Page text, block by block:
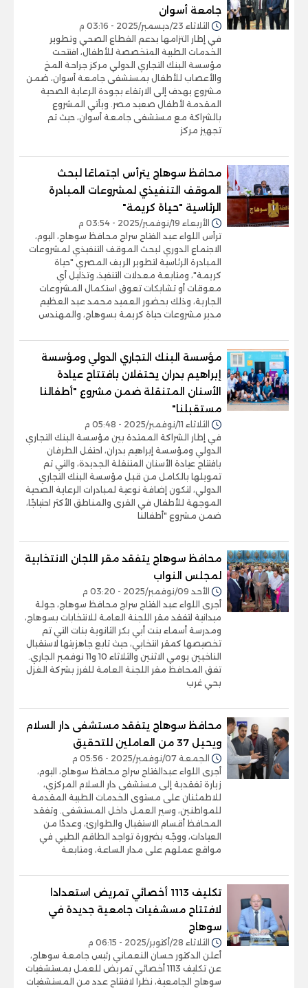
جامعة أسوان
الثلاثاء 23/ديسمبر/2025 - 03:16 م
في إطار التزامها بدعم القطاع الصحي وتطوير
الخدمات الطبية المتخصصة للأطفال، افتتحت
مؤسسة البنك التجاري الدولي مركز جراحة المخ
والأعصاب للأطفال بمستشفى جامعة أسوان، ضمن
مشروع يهدف إلى الارتقاء بجودة الرعاية الصحية
المقدمة لأطفال صعيد مصر. ويأتي المشروع
بالشراكة مع مستشفى جامعة أسوان، حيث تم
تجهيز مركز
محافظ سوهاج يترأس اجتماعًا لبحث
الموقف التنفيذي لمشروعات المبادرة
الرئاسية "حياة كريمة"
الأربعاء 19/نوفمبر/2025 - 03:54 م
ترأس اللواء عبد الفتاح سراج محافظ سوهاج، اليوم،
الاجتماع الدوري لبحث الموقف التنفيذي لمشروعات
المبادرة الرئاسية لتطوير الريف المصري "حياة
كريمة"، ومتابعة معدلات التنفيذ، وتذليل أي
معوقات أو تشابكات تعوق استكمال المشروعات
الجارية، وذلك بحضور العميد محمد عبد العظيم
مدير مشروعات حياة كريمة بسوهاج، والمهندس
مؤسسة البنك التجاري الدولي ومؤسسة
إبراهيم بدران يحتفلان بافتتاح عيادة
الأسنان المتنقلة ضمن مشروع "أطفالنا
مستقبلنا"
الثلاثاء 11/نوفمبر/2025 - 05:48 م
في إطار الشراكة الممتدة بين مؤسسة البنك التجاري
الدولي ومؤسسة إبراهيم بدران، احتفل الطرفان
بافتتاح عيادة الأسنان المتنقلة الجديدة، والتي تم
تمويلها بالكامل من قبل مؤسسة البنك التجاري
الدولي، لتكون إضافة نوعية لمبادرات الرعاية الصحية
الموجهة للأطفال في القرى والمناطق الأكثر احتياجًا،
ضمن مشروع "أطفالنا
محافظ سوهاج يتفقد مقر اللجان الانتخابية
لمجلس النواب
الأحد 09/نوفمبر/2025 - 03:20 م
أجرى اللواء عبد الفتاح سراج محافظ سوهاج، جولة
ميدانية لتفقد مقر اللجنة العامة للانتخابات بسوهاج،
ومدرسة أسماء بنت أبي بكر الثانوية بنات التي تم
تخصيصها كمقر انتخابي، حيث تابع جاهزيتها لاستقبال
الناخبين يومي الاثنين والثلاثاء 10 و11 نوفمبر الجاري.
تفق المحافظ مقر اللجنة العامة للفرز بشركة الغزل
بحي غرب
محافظ سوهاج يتفقد مستشفى دار السلام
ويحيل 37 من العاملين للتحقيق
الجمعة 07/نوفمبر/2025 - 05:56 م
أجرى اللواء عبدالفتاح سراج محافظ سوهاج، اليوم،
زيارة تفقدية إلى مستشفى دار السلام المركزي،
للاطمئنان على مستوى الخدمات الطبية المقدمة
للمواطنين، وسير العمل داخل المستشفى. وتفقد
المحافظ أقسام الاستقبال والطوارئ، وعددًا من
العيادات، ووجّه بضرورة تواجد الطاقم الطبي في
مواقع عملهم على مدار الساعة، ومتابعة
تكليف 1113 أخصائي تمريض استعدادا
لافتتاح مسشفيات جامعية جديدة في
سوهاج
الثلاثاء 28/أكتوبر/2025 - 06:15 م
أعلن الدكتور حسان النعماني رئيس جامعة سوهاج،
عن تكليف 1113 أخصائي تمريض للعمل بمستشفيات
سوهاج الجامعية، نظرا لافتتاح عدد من المستشفيات